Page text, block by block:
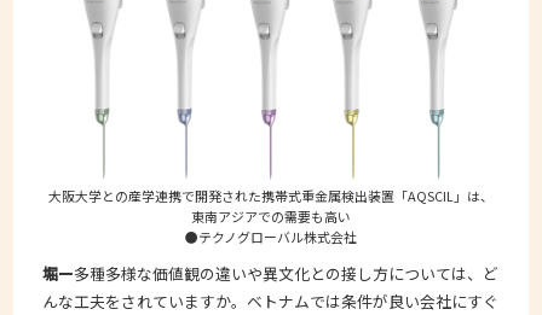
大阪大学との産学連携で開発された携帯式重金属検出装置「AQSCIL」は、
東南アジアでの需要も高い
●テクノグローバル株式会社
堀ー多種多様な価値観の違いや異文化との接し方については、ど
んな工夫をされていますか。ベトナムでは条件が良い会社にすぐ